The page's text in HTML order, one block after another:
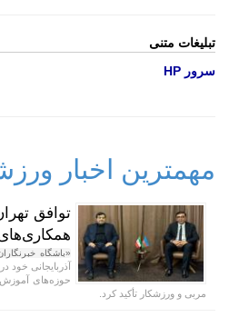
تبلیغات متنی
سرور HP
مهمترین اخبار
توافق
«باشگاه
آذربایجانی خود
حوزه‌های
مربی و ورزشکار تأکید کرد.